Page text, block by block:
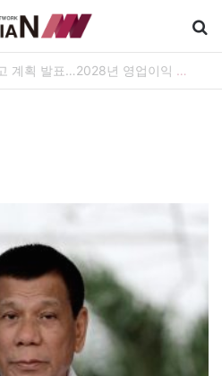
GS25, 세계 디자인 어워드 2관왕…‘소비뇽레몬블랑하이볼’ 디자인 경쟁력 인정